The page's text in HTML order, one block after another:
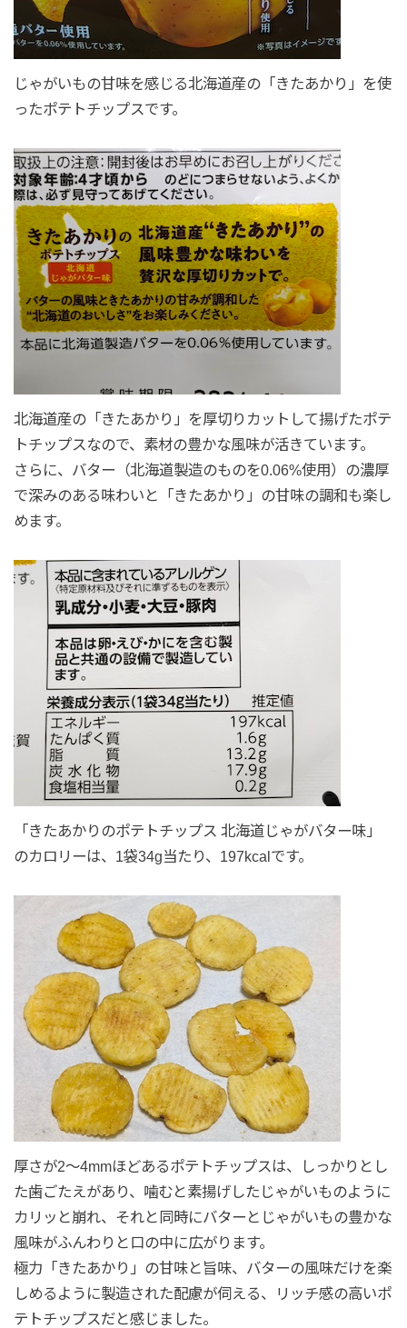
じゃがいもの甘味を感じる北海道産の「きたあかり」を使
ったポテトチップスです。
北海道産の「きたあかり」を厚切りカットして揚げたポテ
トチップスなので、素材の豊かな風味が活きています。
さらに、バター（北海道製造のものを0.06%使用）の濃厚
で深みのある味わいと「きたあかり」の甘味の調和も楽し
めます。
「きたあかりのポテトチップス 北海道じゃがバター味」
のカロリーは、1袋34g当たり、197kcalです。
厚さが2〜4mmほどあるポテトチップスは、しっかりとし
た歯ごたえがあり、噛むと素揚げしたじゃがいものように
カリッと崩れ、それと同時にバターとじゃがいもの豊かな
風味がふんわりと口の中に広がります。
極力「きたあかり」の甘味と旨味、バターの風味だけを楽
しめるように製造された配慮が伺える、リッチ感の高いポ
テトチップスだと感じました。